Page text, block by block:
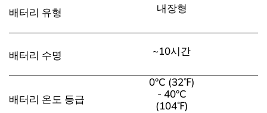
배터리 유형 내장형
배터리 수명 ~10시간
배터리 온도 등급
0°C (32℉)
- 40°C
(104℉)